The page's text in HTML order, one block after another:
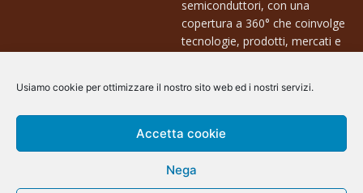
Usiamo cookie per ottimizzare il nostro sito web ed i nostri servizi.
Accetta cookie
Nega
semiconduttori, con una
copertura a 360° che coinvolge
tecnologie, prodotti, mercati e
Contatti:
info@arscommunication.it